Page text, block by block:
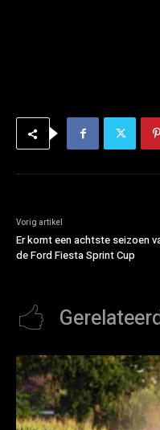
Vorig artikel
Er komt een achtste seizoen
de Ford Fiesta Sprint Cup